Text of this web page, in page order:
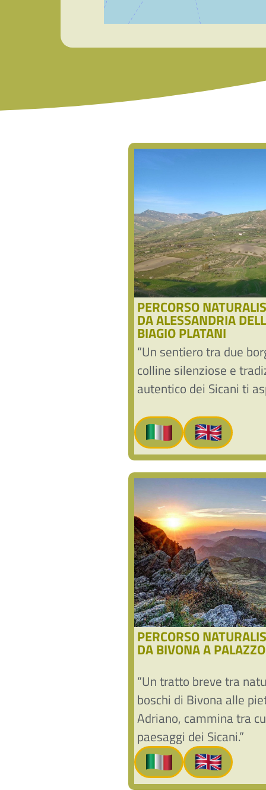
PERCORSO
DA ALESSANDRIA
BIAGIO PLATANI
“Un sentiero tra due
colline silenziose e
autentico dei Sicani ti
PERCORSO
DA BIVONA A
“Un tratto breve tra
boschi di Bivona alle
Adriano, cammina tra
paesaggi dei Sicani.”